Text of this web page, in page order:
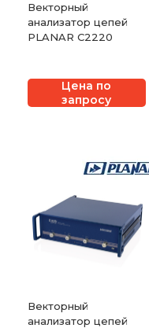
Векторный
анализатор цепей
PLANAR C2220
Цена по
запросу
Векторный
анализатор цепей